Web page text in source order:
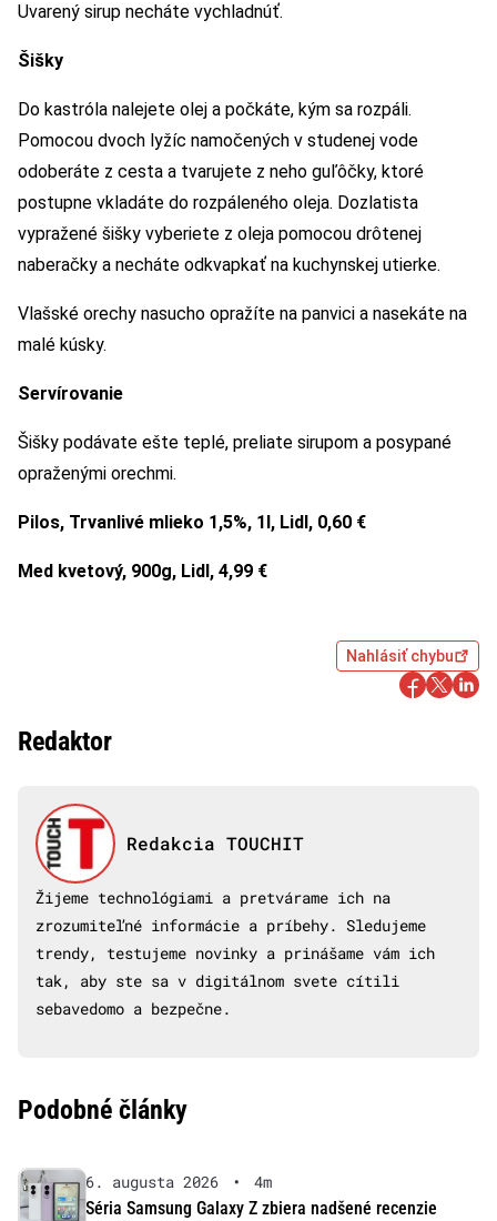
Uvarený sirup necháte vychladnúť.
Šišky
Do kastróla nalejete olej a počkáte, kým sa rozpáli.
Pomocou dvoch lyžíc namočených v studenej vode
odoberáte z cesta a tvarujete z neho guľôčky, ktoré
postupne vkladáte do rozpáleného oleja. Dozlatista
vypražené šišky vyberiete z oleja pomocou drôtenej
naberačky a necháte odkvapkať na kuchynskej utierke.
Vlašské orechy nasucho opražíte na panvici a nasekáte na
malé kúsky.
Servírovanie
Šišky podávate ešte teplé, preliate sirupom a posypané
opraženými orechmi.
Pilos, Trvanlivé mlieko 1,5%, 1l, Lidl, 0,60 €
Med kvetový, 900g, Lidl, 4,99 €
Nahlásiť chybu
Redaktor
Redakcia TOUCHIT
Žijeme technológiami a pretvárame ich na
zrozumiteľné informácie a príbehy. Sledujeme
trendy, testujeme novinky a prinášame vám ich
tak, aby ste sa v digitálnom svete cítili
sebavedomo a bezpečne.
Podobné články
6. augusta 2026 •
4m
Séria Samsung Galaxy Z zbiera nadšené recenzie